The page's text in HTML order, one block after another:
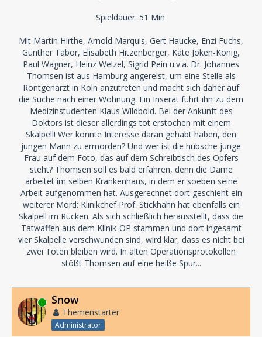
Spieldauer: 51 Min.
Mit Martin Hirthe, Arnold Marquis, Gert Haucke, Enzi Fuchs,
Günther Tabor, Elisabeth Hitzenberger, Käte Jöken-König,
Paul Wagner, Heinz Welzel, Sigrid Pein u.v.a. Dr. Johannes
Thomsen ist aus Hamburg angereist, um eine Stelle als
Röntgenarzt in Köln anzutreten und macht sich daher auf
die Suche nach einer Wohnung. Ein Inserat führt ihn zu dem
Medizinstudenten Klaus Wildbold. Bei der Ankunft des
Doktors ist dieser allerdings tot erstochen mit einem
Skalpell! Wer könnte Interesse daran gehabt haben, den
jungen Mann zu ermorden? Und wer ist die hübsche junge
Frau auf dem Foto, das auf dem Schreibtisch des Opfers
steht? Thomsen soll es bald erfahren, denn die Dame
arbeitet im selben Krankenhaus, in dem er soeben seine
Arbeit aufgenommen hat. Ausgerechnet dort geschieht ein
weiterer Mord: Klinikchef Prof. Stickhahn hat ebenfalls ein
Skalpell im Rücken. Als sich schließlich herausstellt, dass die
Tatwaffen aus dem Klinik-OP stammen und dort ingesamt
vier Skalpelle verschwunden sind, wird klar, dass es nicht bei
zwei Toten bleiben wird. In alten Operationsprotokollen
stößt Thomsen auf eine heiße Spur...
Online Snow
Themenstarter
Administrator